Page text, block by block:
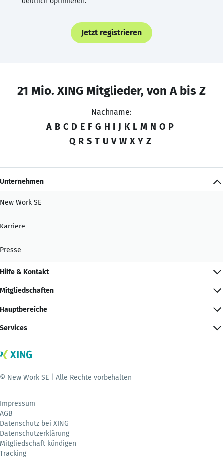
Jetzt registrieren
21 Mio. XING Mitglieder, von A bis Z
Nachname:
A B C D E F G H I J K L M N O P
Q R S T U V W X Y Z
Unternehmen
New Work SE
Karriere
Presse
Hilfe & Kontakt
Mitgliedschaften
Hauptbereiche
Services
© New Work SE | Alle Rechte vorbehalten
Impressum
AGB
Datenschutz bei XING
Datenschutzerklärung
Mitgliedschaft kündigen
Tracking